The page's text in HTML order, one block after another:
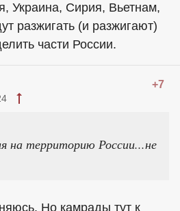
Украина, Сирия, Вьетнам,
разжигать (и разжигают)
части России.
+7
на территорию России...не
Но камрады тут к